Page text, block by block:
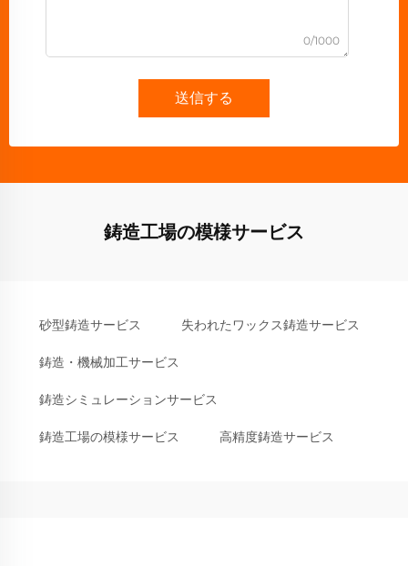
0/1000
送信する
鋳造工場の模様サービス
砂型鋳造サービス 失われたワックス鋳造サービス
鋳造・機械加工サービス
鋳造シミュレーションサービス
鋳造工場の模様サービス 高精度鋳造サービス